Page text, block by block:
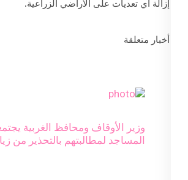
إزالة أي تعديات على الأراضي الزراعية.
أخبار متعلقة
وزير الأوقاف ومحافظ الغربية
المساجد لمطالبتهم بالتحذير من